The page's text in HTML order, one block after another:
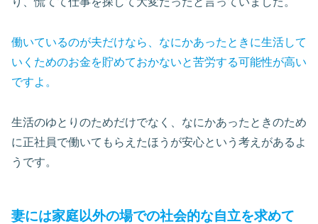
働いているのが夫だけなら、なにかあったときに生活して
いくためのお金を貯めておかないと苦労する可能性が高い
ですよ。
生活のゆとりのためだけでなく、なにかあったときのため
に正社員で働いてもらえたほうが安心という考えがあるよ
うです。
妻には家庭以外の場での社会的な自立を求めて